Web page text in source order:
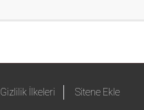
Gizlilik İlkeleri Sitene Ekle